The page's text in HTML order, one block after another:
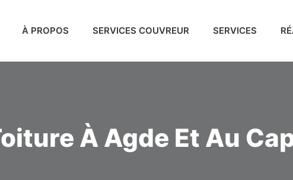
À PROPOS SERVICES COUVREUR SERVICES
À Agde Et Au Cap